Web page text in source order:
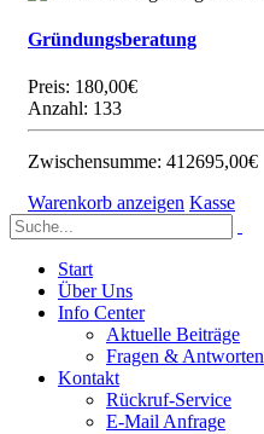
Gründungsberatung
Preis: 180,00€
Anzahl: 133
Zwischensumme: 412695,00€
Warenkorb anzeigen Kasse
Start
Über Uns
Info Center
Aktuelle Beiträge
Fragen & Antworten
Kontakt
Rückruf-Service
E-Mail Anfrage